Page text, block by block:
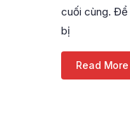
cuối cùng. Để
bị
Read More